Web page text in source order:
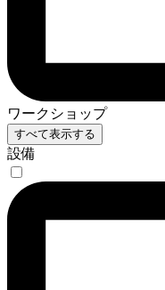
ワークショップ
すべて表示する
設備